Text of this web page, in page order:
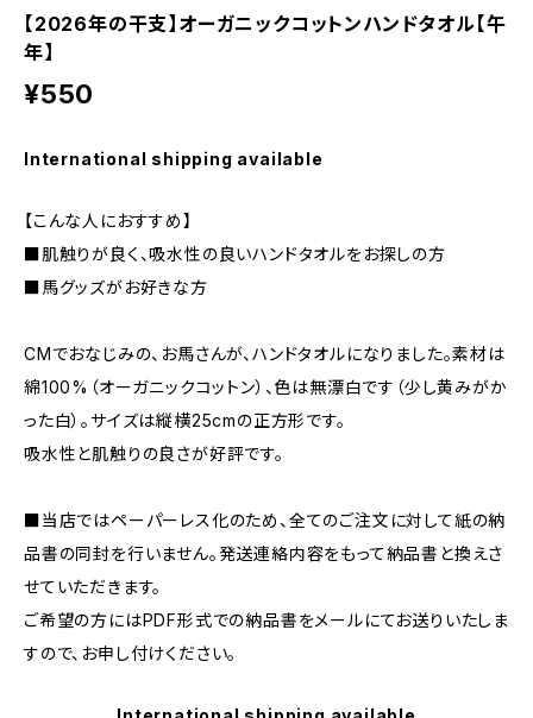
【2026年の干支】オーガニックコットンハンドタオル【午
年】
¥550
International shipping available
【こんな人におすすめ】
■肌触りが良く、吸水性の良いハンドタオルをお探しの方
■馬グッズがお好きな方
CMでおなじみの、お馬さんが、ハンドタオルになりました。素材は
綿100%（オーガニックコットン）、色は無漂白です（少し黄みがか
った白）。サイズは縦横25cmの正方形です。
吸水性と肌触りの良さが好評です。
■当店ではペーパーレス化のため、全てのご注文に対して紙の納
品書の同封を行いません。発送連絡内容をもって納品書と換えさ
せていただきます。
ご希望の方にはPDF形式での納品書をメールにてお送りいたしま
すので、お申し付けください。